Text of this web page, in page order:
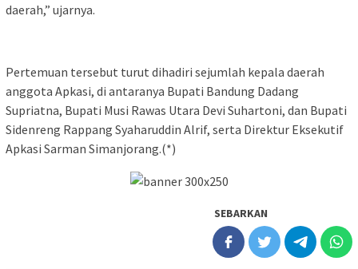
daerah,” ujarnya.
Pertemuan tersebut turut dihadiri sejumlah kepala daerah
anggota Apkasi, di antaranya Bupati Bandung Dadang
Supriatna, Bupati Musi Rawas Utara Devi Suhartoni, dan Bupati
Sidenreng Rappang Syaharuddin Alrif, serta Direktur Eksekutif
Apkasi Sarman Simanjorang.(*)
SEBARKAN